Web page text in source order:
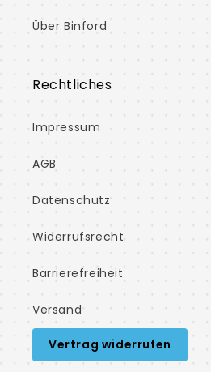
Über Binford
Rechtliches
Impressum
AGB
Datenschutz
Widerrufsrecht
Barrierefreiheit
Versand
Vertrag widerrufen